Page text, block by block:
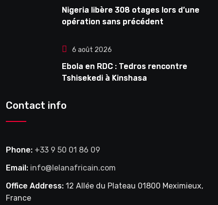
Nigeria libère 308 otages lors d’une
opération sans précédent
6 août 2026
Ebola en RDC : Tedros rencontre
Tshisekedi à Kinshasa
Contact info
Phone: +33 9 50 01 86 09
Email: info@lelanafricain.com
Office Address: 12 Allée du Plateau 01800 Meximieux,
France